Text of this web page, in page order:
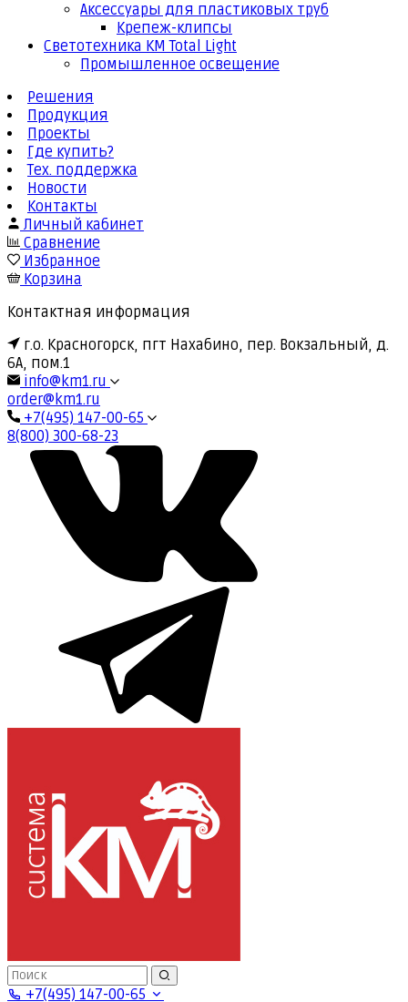
Аксессуары для пластиковых труб
Крепеж-клипсы
Светотехника КМ Total Light
Промышленное освещение
Решения
Продукция
Проекты
Где купить?
Тех. поддержка
Новости
Контакты
Личный кабинет
Сравнение
Избранное
Корзина
Контактная информация
г.о. Красногорск, пгт Нахабино, пер. Вокзальный, д.
6А, пом.1
info@km1.ru
order@km1.ru
+7(495) 147-00-65
8(800) 300-68-23
+7(495) 147-00-65